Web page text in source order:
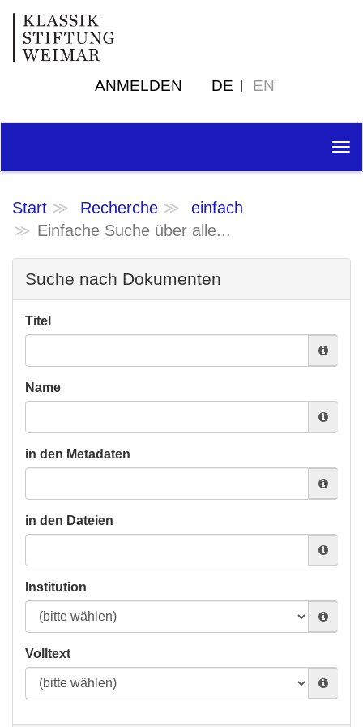
ANMELDEN DE EN
Start Recherche
einfach
Einfache Suche über alle...
Suche nach Dokumenten
Titel
Name
in den Metadaten
in den Dateien
Institution
Volltext